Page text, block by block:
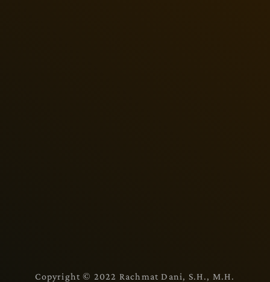
Copyright © 2022 Rachmat Dani, S.H., M.H.